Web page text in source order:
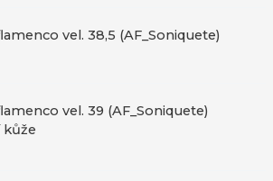
vel. 38,5 (AF_Soniquete)
vel. 39 (AF_Soniquete)
kůže